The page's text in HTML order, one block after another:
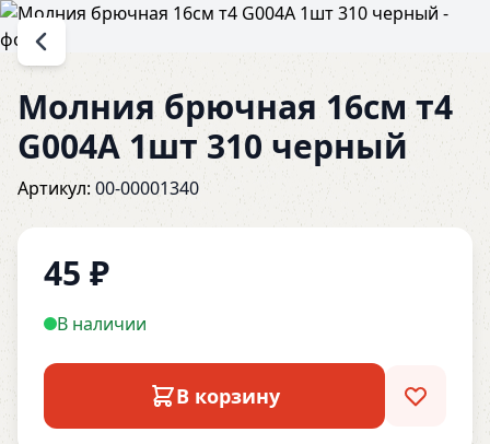
Молния брючная 16см т4
G004A 1шт 310 черный
Артикул: 00-00001340
45 ₽
В наличии
В корзину